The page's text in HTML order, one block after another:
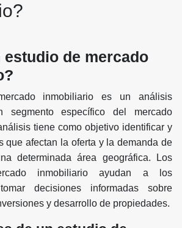
estudio de mercado
inmobiliario es un análisis
segmento específico del mercado
tiene como objetivo identificar y
que afectan la oferta y la demanda de
determinada área geográfica. Los
inmobiliario ayudan a los
decisiones informadas sobre
y desarrollo de propiedades.